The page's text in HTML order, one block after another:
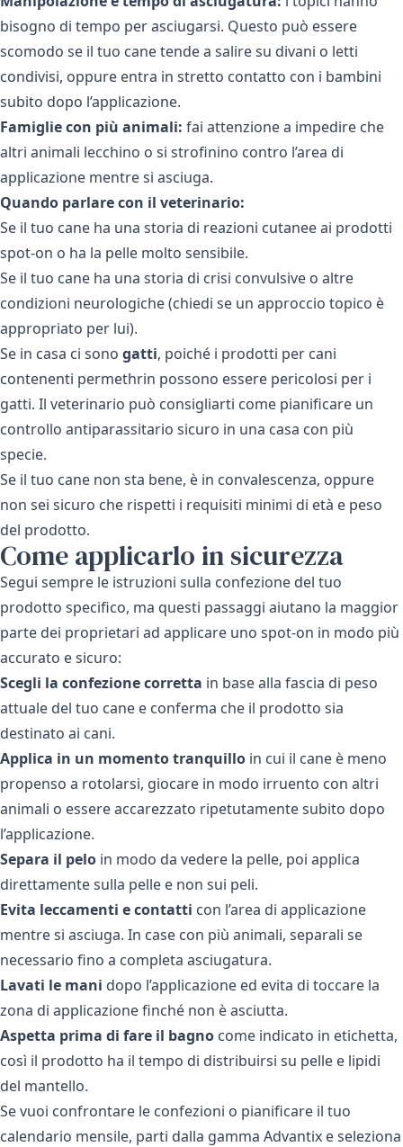
bisogno di tempo per asciugarsi. Questo può essere
scomodo se il tuo cane tende a salire su divani o letti
condivisi, oppure entra in stretto contatto con i bambini
subito dopo l’applicazione.
Famiglie con più animali: fai attenzione a impedire che
altri animali lecchino o si strofinino contro l’area di
applicazione mentre si asciuga.
Quando parlare con il veterinario:
Se il tuo cane ha una storia di reazioni cutanee ai prodotti
spot-on o ha la pelle molto sensibile.
Se il tuo cane ha una storia di crisi convulsive o altre
condizioni neurologiche (chiedi se un approccio topico è
appropriato per lui).
Se in casa ci sono gatti, poiché i prodotti per cani
contenenti permethrin possono essere pericolosi per i
gatti. Il veterinario può consigliarti come pianificare un
controllo antiparassitario sicuro in una casa con più
specie.
Se il tuo cane non sta bene, è in convalescenza, oppure
non sei sicuro che rispetti i requisiti minimi di età e peso
del prodotto.
Come applicarlo in sicurezza
Segui sempre le istruzioni sulla confezione del tuo
prodotto specifico, ma questi passaggi aiutano la maggior
parte dei proprietari ad applicare uno spot-on in modo più
accurato e sicuro:
Scegli la confezione corretta in base alla fascia di peso
attuale del tuo cane e conferma che il prodotto sia
destinato ai cani.
Applica in un momento tranquillo in cui il cane è meno
propenso a rotolarsi, giocare in modo irruento con altri
animali o essere accarezzato ripetutamente subito dopo
l’applicazione.
Separa il pelo in modo da vedere la pelle, poi applica
direttamente sulla pelle e non sui peli.
Evita leccamenti e contatti con l’area di applicazione
mentre si asciuga. In case con più animali, separali se
necessario fino a completa asciugatura.
Lavati le mani dopo l’applicazione ed evita di toccare la
zona di applicazione finché non è asciutta.
Aspetta prima di fare il bagno come indicato in etichetta,
così il prodotto ha il tempo di distribuirsi su pelle e lipidi
del mantello.
Se vuoi confrontare le confezioni o pianificare il tuo
calendario mensile, parti dalla gamma Advantix e seleziona